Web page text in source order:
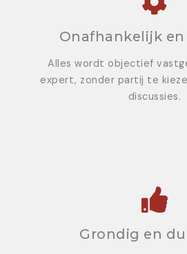
Onafhankelijk en
Alles wordt objectief
expert, zonder partij te
discussies.
Grondig en